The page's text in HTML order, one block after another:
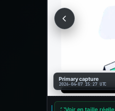
Primary capture
2026-04-07 15:27 UTC
Voir en taille réelle